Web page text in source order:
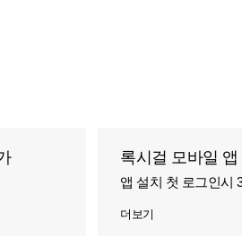
록시걸 모바일 앱
앱 설치 첫 로그인시
더보기